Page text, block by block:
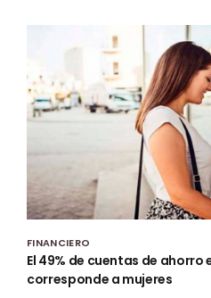
FINANCIERO
El 49% de cuentas de
corresponde a mujeres